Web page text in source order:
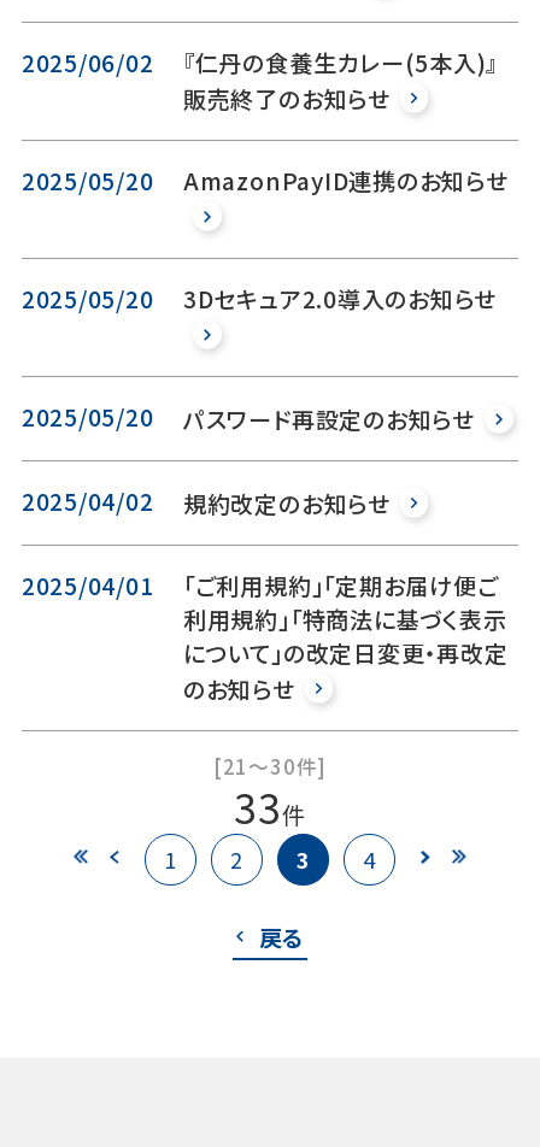
2025/06/02
『仁丹の食養生カレー(5本入)』
販売終了のお知らせ
2025/05/20 AmazonPayID連携のお知らせ
2025/05/20 3Dセキュア2.0導入のお知らせ
2025/05/20 パスワード再設定のお知らせ
2025/04/02 規約改定のお知らせ
2025/04/01
「ご利用規約」「定期お届け便ご
利用規約」「特商法に基づく表示
について」の改定日変更・再改定
のお知らせ
[21～30件]
33件
1 2 3 4